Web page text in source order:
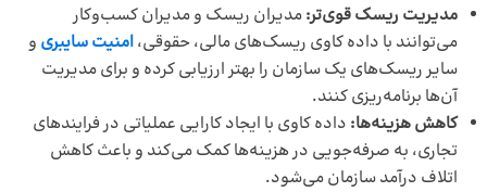
مدیریت ریسک قوی‌تر:مدیران ریسک و مدیران کسب‌وکار
می‌توانند با داده کاوی ریسک‌های مالی، حقوقی،امنیت سایبری و
سایر ریسک‌های یک سازمان را بهتر ارزیابی کرده و برای مدیریت
آن‌ها برنامه‌ریزی کنند.
کاهش هزینه‌ها: داده کاوی با ایجاد کارایی عملیاتی در فرایندهای
تجاری، به‌ صرفه‌جویی در هزینه‌ها کمک می‌کند و باعث کاهش
اتلاف درآمد سازمان می‌شود.